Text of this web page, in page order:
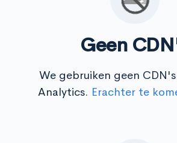
Geen
We gebruiken geen
Analytics. Erachter te